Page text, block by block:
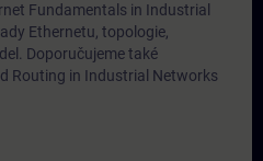
Fundamentals in Industrial
Ethernetu, topologie,
Doporučujeme také
Routing in Industrial Networks